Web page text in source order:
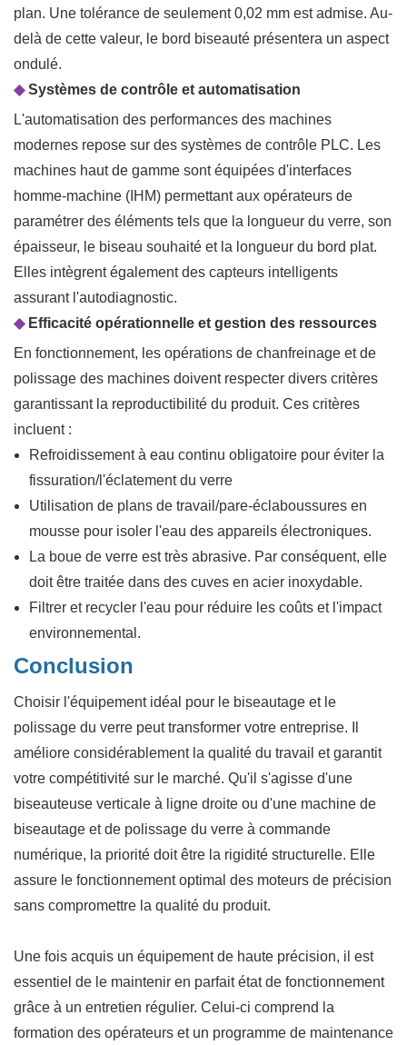
plan. Une tolérance de seulement 0,02 mm est admise. Au-
delà de cette valeur, le bord biseauté présentera un aspect
ondulé.
◆Systèmes de contrôle et automatisation
L'automatisation des performances des machines
modernes repose sur des systèmes de contrôle PLC. Les
machines haut de gamme sont équipées d'interfaces
homme-machine (IHM) permettant aux opérateurs de
paramétrer des éléments tels que la longueur du verre, son
épaisseur, le biseau souhaité et la longueur du bord plat.
Elles intègrent également des capteurs intelligents
assurant l'autodiagnostic.
◆Efficacité opérationnelle et gestion des ressources
En fonctionnement, les opérations de chanfreinage et de
polissage des machines doivent respecter divers critères
garantissant la reproductibilité du produit. Ces critères
incluent :
Refroidissement à eau continu obligatoire pour éviter la
fissuration/l'éclatement du verre
Utilisation de plans de travail/pare-éclaboussures en
mousse pour isoler l'eau des appareils électroniques.
La boue de verre est très abrasive. Par conséquent, elle
doit être traitée dans des cuves en acier inoxydable.
Filtrer et recycler l'eau pour réduire les coûts et l'impact
environnemental.
Conclusion
Choisir l'équipement idéal pour le biseautage et le
polissage du verre peut transformer votre entreprise. Il
améliore considérablement la qualité du travail et garantit
votre compétitivité sur le marché. Qu'il s'agisse d'une
biseauteuse verticale à ligne droite ou d'une machine de
biseautage et de polissage du verre à commande
numérique, la priorité doit être la rigidité structurelle. Elle
assure le fonctionnement optimal des moteurs de précision
sans compromettre la qualité du produit.
Une fois acquis un équipement de haute précision, il est
essentiel de le maintenir en parfait état de fonctionnement
grâce à un entretien régulier. Celui-ci comprend la
formation des opérateurs et un programme de maintenance